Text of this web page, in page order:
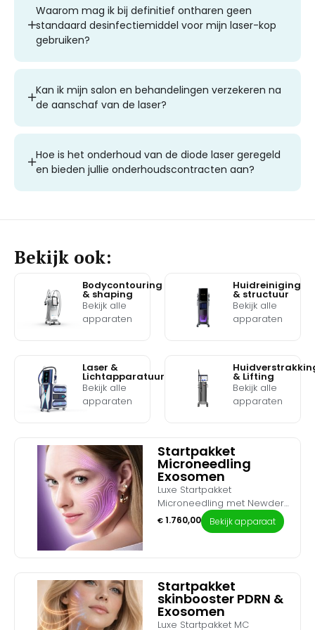
Waarom mag ik bij definitief ontharen geen
standaard desinfectiemiddel voor mijn laser-kop
gebruiken?
Kan ik mijn salon en behandelingen verzekeren na
de aanschaf van de laser?
Hoe is het onderhoud van de diode laser geregeld
en bieden jullie onderhoudscontracten aan?
Bekijk ook:
Bodycontouring
& shaping
Bekijk alle
apparaten
Huidreiniging
& structuur
Bekijk alle
apparaten
Laser &
Lichtapparatuur
Bekijk alle
apparaten
& Lifting
Bekijk alle
apparaten
Startpakket
Microneedling
Exosomen
Luxe Startpakket
Microneedling met Newderm
Exosomen Lift – De ultieme
upgrade voor
combinatie van
microneedling en cellulaire
lifttherapie. Dit complete
startpakket combineert de
€ 1.760,00 Bekijk apparaat
Startpakket
skinbooster PDRN &
Exosomen
Luxe Startpakket MC